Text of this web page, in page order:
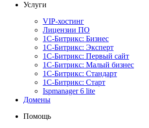
Услуги
VIP-хостинг
Лицензии ПО
1С-Битрикс: Бизнес
1С-Битрикс: Эксперт
1С-Битрикс: Первый сайт
1С-Битрикс: Малый бизнес
1С-Битрикс: Стандарт
1С-Битрикс: Старт
Ispmanager 6 lite
Домены
Помощь